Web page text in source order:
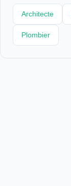
Architecte
Plombier